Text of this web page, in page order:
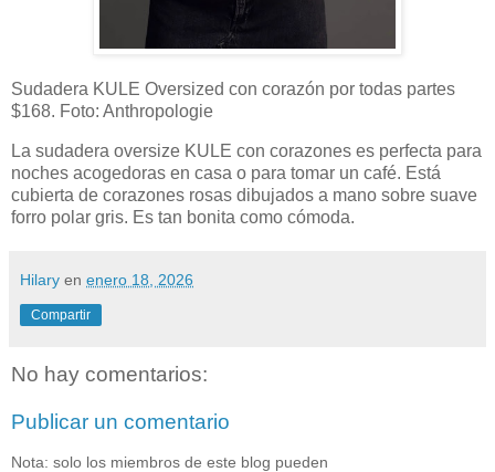
Sudadera KULE Oversized con corazón por todas partes
$168. Foto: Anthropologie
La sudadera oversize KULE con corazones es perfecta para
noches acogedoras en casa o para tomar un café. Está
cubierta de corazones rosas dibujados a mano sobre suave
forro polar gris. Es tan bonita como cómoda.
Hilary en enero 18, 2026
Compartir
No hay comentarios:
Publicar un comentario
Nota: solo los miembros de este blog pueden